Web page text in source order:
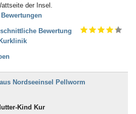
der Insel.
Bewertungen
Bewertung
Nordseeinsel Pellworm
Kind Kur